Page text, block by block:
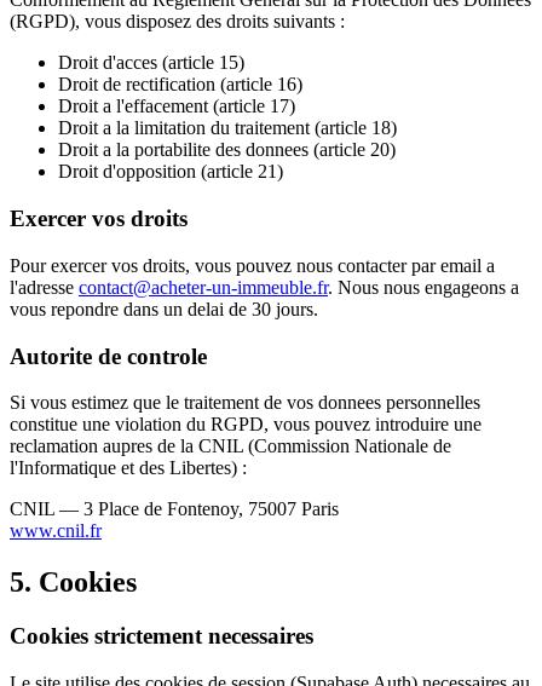
(RGPD), vous disposez des droits suivants :
Droit d'acces (article 15)
Droit de rectification (article 16)
Droit a l'effacement (article 17)
Droit a la limitation du traitement (article 18)
Droit a la portabilite des donnees (article 20)
Droit d'opposition (article 21)
Exercer vos droits
Pour exercer vos droits, vous pouvez nous contacter par email a
l'adresse contact@acheter-un-immeuble.fr. Nous nous engageons a
vous repondre dans un delai de 30 jours.
Autorite de controle
Si vous estimez que le traitement de vos donnees personnelles
constitue une violation du RGPD, vous pouvez introduire une
reclamation aupres de la CNIL (Commission Nationale de
l'Informatique et des Libertes) :
CNIL — 3 Place de Fontenoy, 75007 Paris
www.cnil.fr
5. Cookies
Cookies strictement necessaires